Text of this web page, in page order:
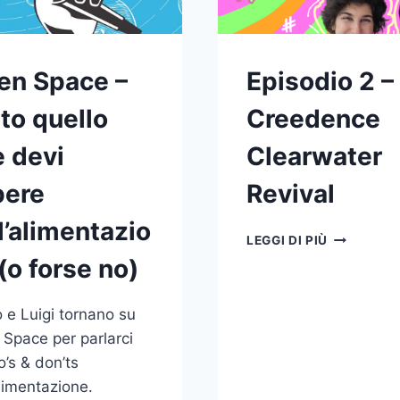
CORVATTA
DEL
MACERATA
Space –
quello
devi
forse no)
e Luigi tornano su
per parlarci
& don’ts
Episodio 2 –
Creedence
Clearwater
Revival
LEGGI DI PIÙ EPISODIO